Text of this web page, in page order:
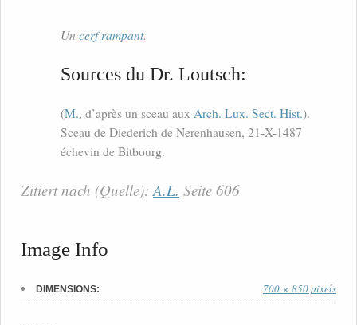
Un cerframpant.
Sources du Dr. Loutsch:
(M., d’après un sceau aux Arch. Lux. Sect. Hist.).
Sceau de Diederich de Nerenhausen, 21-X-1487
échevin de Bitbourg.
Zitiert nach (Quelle):A.L. Seite 606
Image Info
DIMENSIONS: 700 × 850 pixels